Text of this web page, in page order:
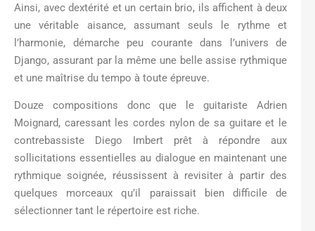
Ainsi, avec dextérité et un certain brio, ils affichent à deux
une véritable aisance, assumant seuls le rythme et
l’harmonie, démarche peu courante dans l’univers de
Django, assurant par la même une belle assise rythmique
et une maîtrise du tempo à toute épreuve.
Douze compositions donc que le guitariste Adrien
Moignard, caressant les cordes nylon de sa guitare et le
contrebassiste Diego Imbert prêt à répondre aux
sollicitations essentielles au dialogue en maintenant une
rythmique soignée, réussissent à revisiter à partir des
quelques morceaux qu’il paraissait bien difficile de
sélectionner tant le répertoire est riche.